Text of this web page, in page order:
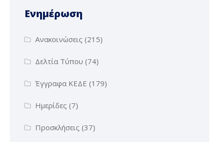
Ενημέρωση
Ανακοινώσεις (215)
Δελτία Τύπου (74)
Έγγραφα ΚΕΔΕ (179)
Ημερίδες (7)
Προσκλήσεις (37)